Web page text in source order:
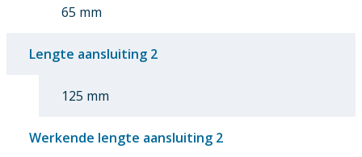
65 mm
Lengte aansluiting 2
125 mm
Werkende lengte aansluiting 2